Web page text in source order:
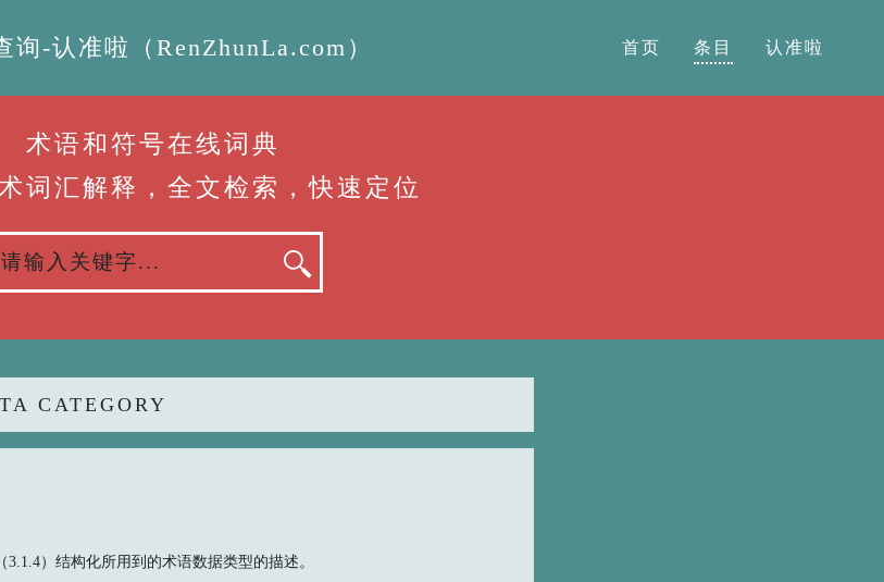
-认准啦（RenZhunLa.com） 首页 条目 认准啦
术语和符号在线词典
词汇解释，全文检索，快速定位
CATEGORY
）结构化所用到的术语数据类型的描述。